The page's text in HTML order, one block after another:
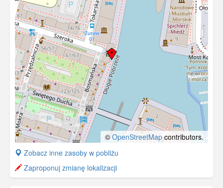
© OpenStreetMapcontributors.
+
−
Zobacz inne zasoby w pobliżu
Zaproponuj zmianę lokalizacji